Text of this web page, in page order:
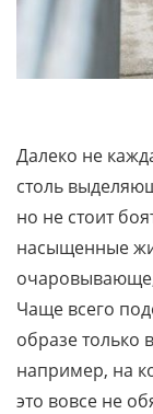
Далеко не
столь
но не стоит
насыщенные
Чаще всего
образе только
например, на
это вовсе не